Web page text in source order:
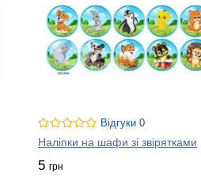
Відгуки 0
Наліпки на шафи зі звірятками
5 грн